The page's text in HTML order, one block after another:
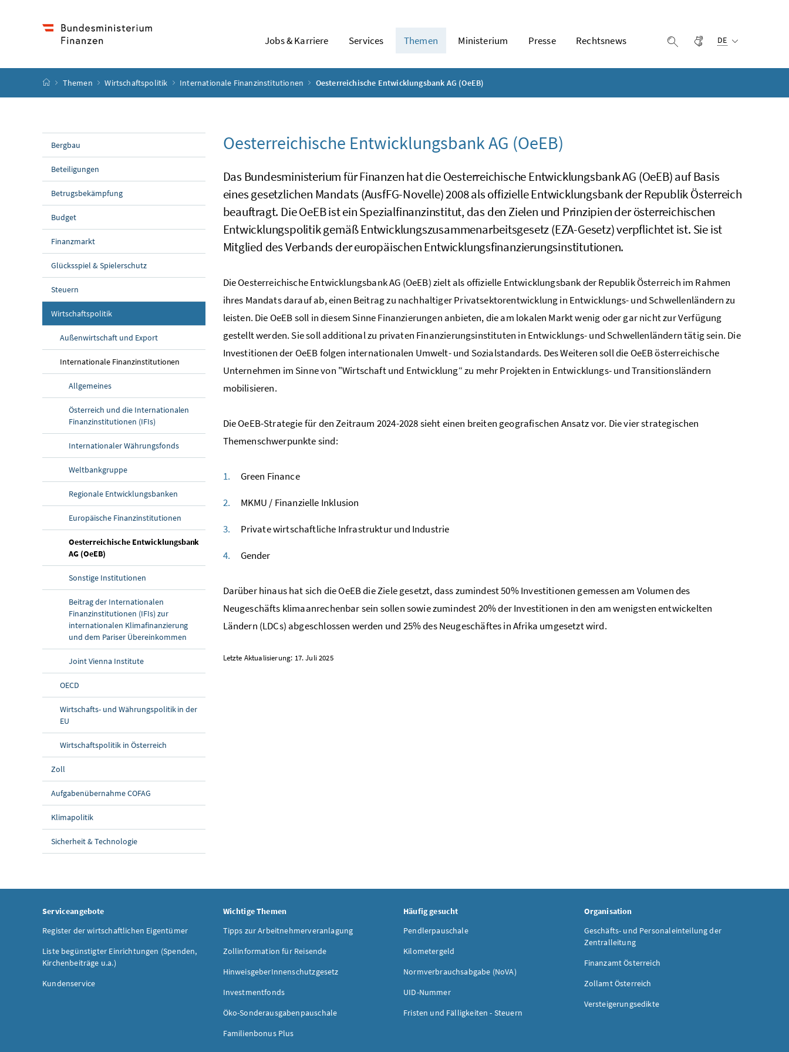
Jobs & Karriere Services Themen Ministerium Presse Rechtsnews Suche einblenden
Gebärdensprache
DE
Startseite
Themen Wirtschaftspolitik Internationale Finanzinstitutionen Oesterreichische Entwicklungsbank AG (OeEB)
Bergbau
Beteiligungen
Betrugsbekämpfung
Budget
Finanzmarkt
Glücksspiel & Spielerschutz
Steuern
Wirtschaftspolitik
Außenwirtschaft und Export
Internationale Finanzinstitutionen
Allgemeines
Österreich und die Internationalen
Finanzinstitutionen (IFIs)
Internationaler Währungsfonds
Weltbankgruppe
Regionale Entwicklungsbanken
Europäische Finanzinstitutionen
Oesterreichische Entwicklungsbank
AG (OeEB)(aktuelle Seite)
Sonstige Institutionen
Beitrag der Internationalen
Finanzinstitutionen (IFIs) zur
internationalen Klimafinanzierung
und dem Pariser Übereinkommen
Joint Vienna Institute
OECD
Wirtschafts- und Währungspolitik in der
EU
Wirtschaftspolitik in Österreich
Zoll
Aufgabenübernahme COFAG
Klimapolitik
Sicherheit & Technologie
Oesterreichische Entwicklungsbank AG (OeEB)
Das Bundesministerium für Finanzen hat die Oesterreichische Entwicklungsbank AG (OeEB) auf Basis
eines gesetzlichen Mandats (AusfFG-Novelle) 2008 als offizielle Entwicklungsbank der Republik Österreich
beauftragt. Die OeEB ist ein Spezialfinanzinstitut, das den Zielen und Prinzipien der österreichischen
Entwicklungspolitik gemäß Entwicklungszusammenarbeitsgesetz (EZA-Gesetz) verpflichtet ist. Sie ist
Mitglied des Verbands der europäischen Entwicklungsfinanzierungsinstitutionen.
Die Oesterreichische Entwicklungsbank AG (OeEB) zielt als offizielle Entwicklungsbank der Republik Österreich im Rahmen
ihres Mandats darauf ab, einen Beitrag zu nachhaltiger Privatsektorentwicklung in Entwicklungs- und Schwellenländern zu
leisten. Die OeEB soll in diesem Sinne Finanzierungen anbieten, die am lokalen Markt wenig oder gar nicht zur Verfügung
gestellt werden. Sie soll additional zu privaten Finanzierungsinstituten in Entwicklungs- und Schwellenländern tätig sein. Die
Investitionen der OeEB folgen internationalen Umwelt- und Sozialstandards. Des Weiteren soll die OeEB österreichische
Unternehmen im Sinne von "Wirtschaft und Entwicklung“ zu mehr Projekten in Entwicklungs- und Transitionsländern
mobilisieren.
Die OeEB-Strategie für den Zeitraum 2024-2028 sieht einen breiten geografischen Ansatz vor. Die vier strategischen
Themenschwerpunkte sind:
Green Finance
MKMU / Finanzielle Inklusion
Private wirtschaftliche Infrastruktur und Industrie
Gender
Darüber hinaus hat sich die OeEB die Ziele gesetzt, dass zumindest 50% Investitionen gemessen am Volumen des
Neugeschäfts klimaanrechenbar sein sollen sowie zumindest 20% der Investitionen in den am wenigsten entwickelten
Ländern (LDCs) abgeschlossen werden und 25% des Neugeschäftes in Afrika umgesetzt wird.
Letzte Aktualisierung: 17. Juli 2025
Serviceangebote
Register der wirtschaftlichen Eigentümer
Liste begünstigter Einrichtungen (Spenden,
Kirchenbeiträge u.a.)
Kundenservice
Wichtige Themen
Tipps zur Arbeitnehmerveranlagung
Zollinformation für Reisende
HinweisgeberInnenschutzgesetz
Investmentfonds
Öko-Sonderausgabenpauschale
Familienbonus Plus
Häufig gesucht
Pendlerpauschale
Kilometergeld
Normverbrauchsabgabe (NoVA)
UID-Nummer
Fristen und Fälligkeiten - Steuern
Organisation
Geschäfts- und Personaleinteilung der
Zentralleitung
Finanzamt Österreich
Zollamt Österreich
Versteigerungsedikte